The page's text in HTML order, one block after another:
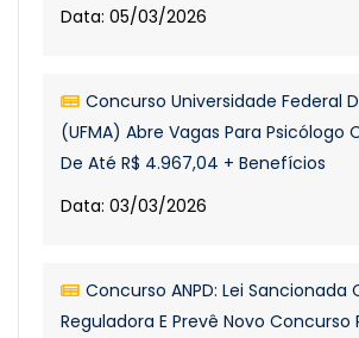
Data: 05/03/2026
Concurso Universidade Federal
(UFMA) Abre Vagas Para Psicólogo
De Até R$ 4.967,04 + Benefícios
Data: 03/03/2026
Concurso ANPD: Lei Sancionada
Reguladora E Prevê Novo Concurso